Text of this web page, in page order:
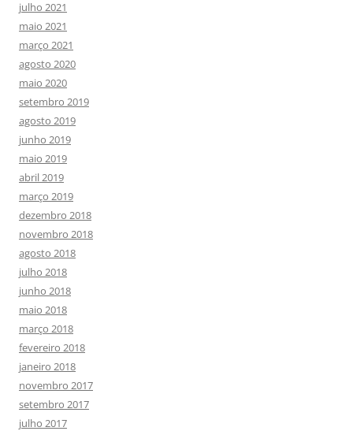
julho 2021
maio 2021
março 2021
agosto 2020
maio 2020
setembro 2019
agosto 2019
junho 2019
maio 2019
abril 2019
março 2019
dezembro 2018
novembro 2018
agosto 2018
julho 2018
junho 2018
maio 2018
março 2018
fevereiro 2018
janeiro 2018
novembro 2017
setembro 2017
julho 2017